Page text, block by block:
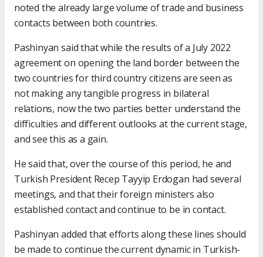
noted the already large volume of trade and business
contacts between both countries.
Pashinyan said that while the results of a July 2022
agreement on opening the land border between the
two countries for third country citizens are seen as
not making any tangible progress in bilateral
relations, now the two parties better understand the
difficulties and different outlooks at the current stage,
and see this as a gain.
He said that, over the course of this period, he and
Turkish President Recep Tayyip Erdogan had several
meetings, and that their foreign ministers also
established contact and continue to be in contact.
Pashinyan added that efforts along these lines should
be made to continue the current dynamic in Turkish-